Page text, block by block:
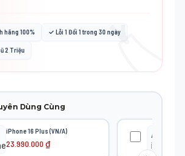
🏷️
hãng 100% ✓ Lỗi 1 Đổi 1 trong 30 ngày
2 Triệu
Dùng Cùng
iPhone 16 Plus (VN/A)
23.990.000 ₫